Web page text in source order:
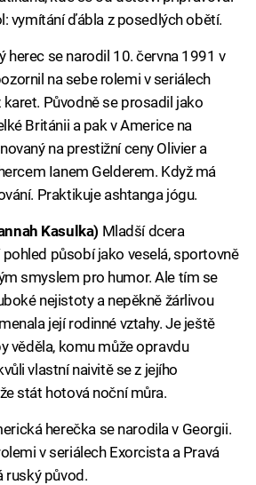
vymítání ďábla z posedlých obětí.
herec se narodil 10. června 1991 v
na sebe rolemi v seriálech
Původně se prosadil jako
Británii a pak v Americe na
na prestižní ceny Olivier a
Ianem Gelderem. Když má
Praktikuje ashtanga jógu.
Kasulka) Mladší dcera
pohled působí jako veselá, sportovně
smyslem pro humor. Ale tím se
nejistoty a nepěkně žárlivou
její rodinné vztahy. Je ještě
věděla, komu může opravdu
vlastní naivitě se z jejího
stát hotová noční můra.
herečka se narodila v Georgii.
v seriálech Exorcista a Pravá
ruský původ.